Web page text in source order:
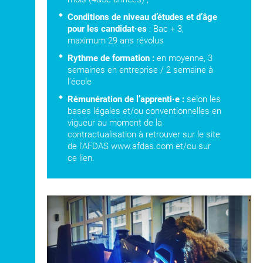
Conditions de niveau d’études et d’âge
pour les candidat·es : Bac + 3,
maximum 29 ans révolus
Rythme de formation : en moyenne, 3
semaines en entreprise / 2 semaine à
l’école
Rémunération de l’apprenti·e : selon les
bases légales et/ou conventionnelles en
vigueur au moment de la
contractualisation à retrouver sur le site
de l’AFDAS www.afdas.com et/ou sur
ce lien.